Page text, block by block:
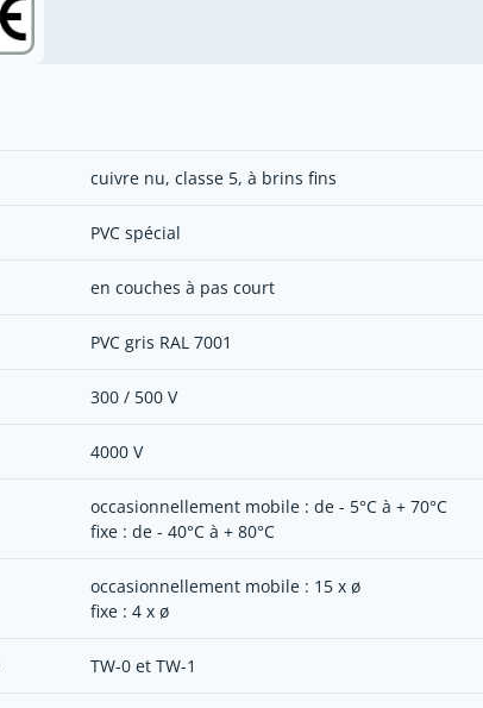
cuivre nu, classe 5, à brins fins
PVC spécial
en couches à pas court
PVC gris RAL 7001
300 / 500 V
4000 V
occasionnellement mobile : de - 5°C à + 70°C
fixe : de - 40°C à + 80°C
occasionnellement mobile : 15 x ø
fixe : 4 x ø
TW-0 et TW-1